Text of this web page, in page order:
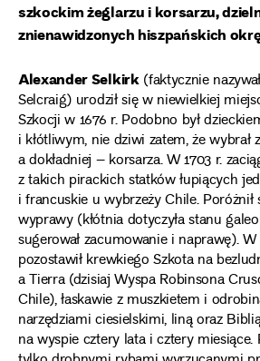
szkockim żeglarzu i korsarzu,
znienawidzonych hiszpańskich
Alexander Selkirk(faktycznie
Selcraig) urodził się w niewielkiej
Szkocji w 1676 r. Podobno był
i kłótliwym, nie dziwi zatem, że wybrał
a dokładniej – korsarza. W 1703 r.
z takich pirackich statków łupiących
i francuskie u wybrzeży Chile.
wyprawy (kłótnia dotyczyła stanu
sugerował zacumowanie i naprawę).
pozostawił krewkiego Szkota na
a Tierra (dzisiaj Wyspa Robinsona
Chile), łaskawie z muszkietem i
narzędziami ciesielskimi, liną oraz
na wyspie cztery lata i cztery miesiące.